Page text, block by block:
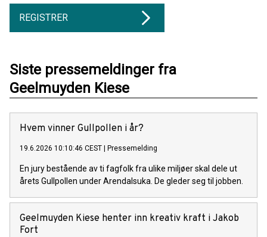
REGISTRER
Siste pressemeldinger fra
Geelmuyden Kiese
Hvem vinner Gullpollen i år?
19.6.2026 10:10:46 CEST Pressemelding
En jury bestående av ti fagfolk fra ulike miljøer skal dele ut
årets Gullpollen under Arendalsuka. De gleder seg til jobben.
Geelmuyden Kiese henter inn kreativ kraft i Jakob
Fort